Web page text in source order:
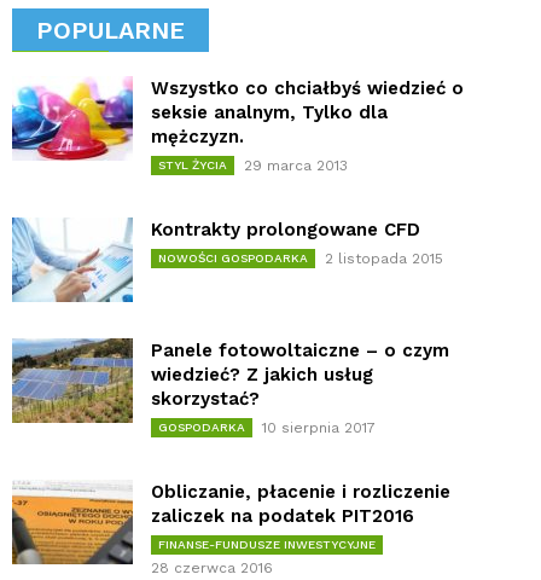
POPULARNE
Wszystko co chciałbyś wiedzieć o
seksie analnym, Tylko dla
mężczyzn.
STYL ŻYCIA 29 marca 2013
Kontrakty prolongowane CFD
NOWOŚCI GOSPODARKA 2 listopada 2015
Panele fotowoltaiczne – o czym
wiedzieć? Z jakich usług
skorzystać?
GOSPODARKA 10 sierpnia 2017
Obliczanie, płacenie i rozliczenie
zaliczek na podatek PIT2016
FINANSE-FUNDUSZE INWESTYCYJNE
28 czerwca 2016